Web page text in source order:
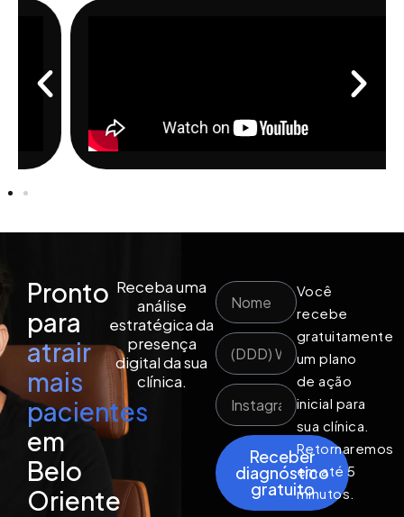
Pronto
para
atrair
mais
pacientes
em
Belo
Oriente
Receba uma
análise
estratégica da
presença
digital da sua
clínica.
Receber
diagnóstico
gratuito
Você
recebe
gratuitamente
um plano
de ação
inicial para
sua clínica.
Retornaremos
em até 5
minutos.